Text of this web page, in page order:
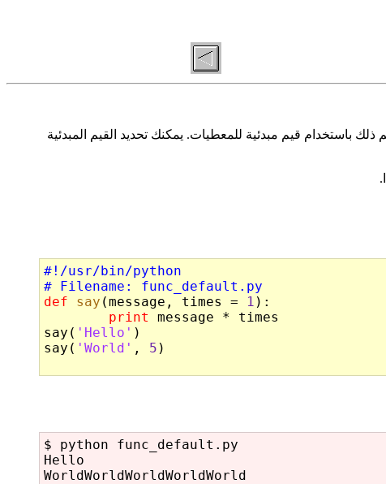
باستخدام قيم مبدئية للمعطيات. يمكنك تحديد القيم المبدئية
#!/usr/bin/python
# Filename: func_default.py
def
say (message, times = 1 ):
print message * times
say( 'Hello' )
say( 'World' , 5 )
$ python func_default.py
Hello
WorldWorldWorldWorldWorld